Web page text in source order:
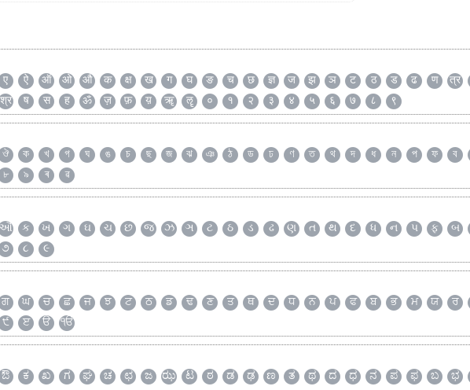
ए ऐ ऑ ओ औ क क्ष ख ग घ ङ च छ ज्ञ ज झ ञ ट ठ ड ढ ण त्र
श्र ष स ह ॐ ज़ फ़ य़ ॠ ॡ ० १ २ ३ ४ ५ ६ ७ ८ ९
ঔ ক খ গ ঘ ঙ চ ছ জ ঝ ঞ ঠ ড ঢ ণ ত থ দ ধ ন প ফ ব
৮ ৯ ৰ ৱ
ક ખ ગ ઘ ચ છ જ ઝ ઞ ટ ઠ ડ ઢ ણ ત થ દ ધ ન પ ફ બ
૭ ૮ ૯
ਗ ਘ ਚ ਛ ਜ ਝ ਟ ਠ ਡ ਢ ਣ ਤ ਥ ਦ ਧ ਨ ਪ ਫ ਬ ਭ ਮ ਯ ਰ
੯ ੲ ੳ ੴ
ಔ ಕ ಖ ಗ ಘ ಚ ಛ ಜ ಝ ಟ ಠ ಡ ಢ ಣ ತ ಥ ದ ಧ ನ ಪ ಫ ಬ ಭ